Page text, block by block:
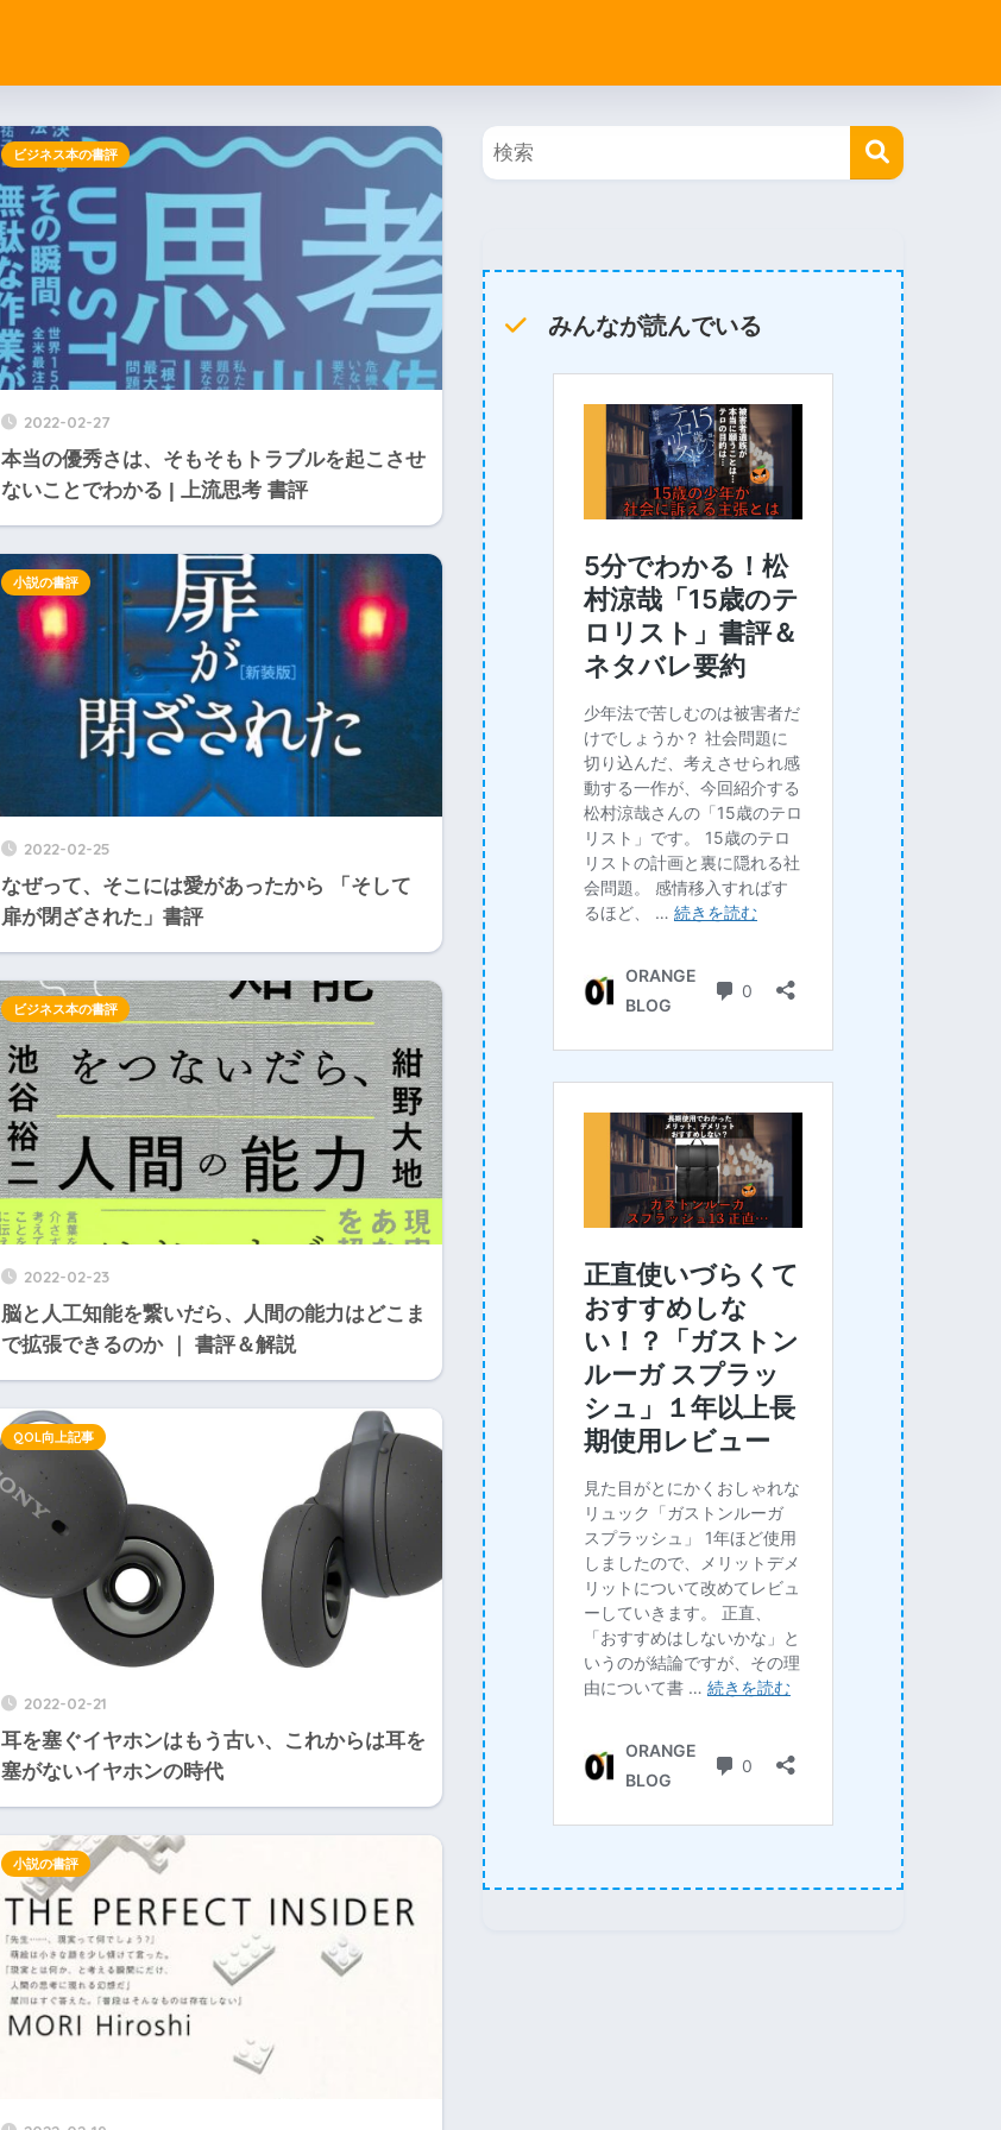
2022-02-27
本当の優秀さは、そもそもトラブルを起こさせ
ないことでわかる | 上流思考 書評
ビジネス本の書評
2022-02-25
なぜって、そこには愛があったから 「そして
扉が閉ざされた」書評
小説の書評
2022-02-23
脳と人工知能を繋いだら、人間の能力はどこま
で拡張できるのか ｜ 書評＆解説
ビジネス本の書評
2022-02-21
耳を塞ぐイヤホンはもう古い、これからは耳を
塞がないイヤホンの時代
QOL向上記事
小説の書評
みんなが読んでいる